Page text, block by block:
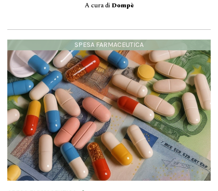
A cura di Dompè
SPESA FARMACEUTICA